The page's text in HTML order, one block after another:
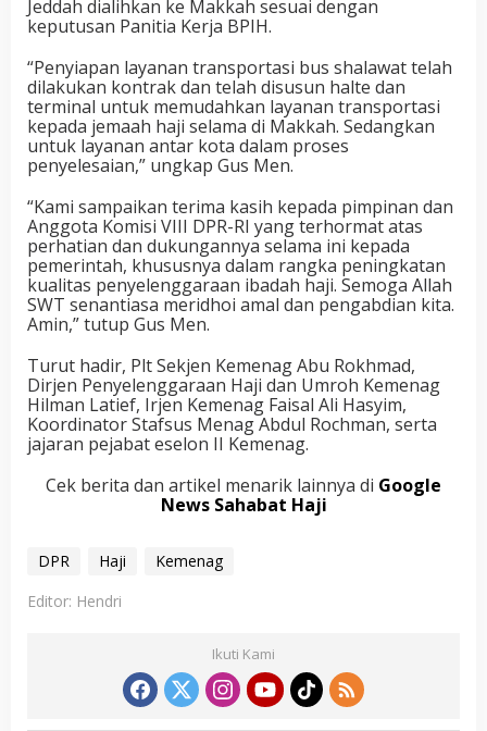
Jeddah dialihkan ke Makkah sesuai dengan
keputusan Panitia Kerja BPIH.
“Penyiapan layanan transportasi bus shalawat telah
dilakukan kontrak dan telah disusun halte dan
terminal untuk memudahkan layanan transportasi
kepada jemaah haji selama di Makkah. Sedangkan
untuk layanan antar kota dalam proses
penyelesaian,” ungkap Gus Men.
“Kami sampaikan terima kasih kepada pimpinan dan
Anggota Komisi VIII DPR-RI yang terhormat atas
perhatian dan dukungannya selama ini kepada
pemerintah, khususnya dalam rangka peningkatan
kualitas penyelenggaraan ibadah haji. Semoga Allah
SWT senantiasa meridhoi amal dan pengabdian kita.
Amin,” tutup Gus Men.
Turut hadir, Plt Sekjen Kemenag Abu Rokhmad,
Dirjen Penyelenggaraan Haji dan Umroh Kemenag
Hilman Latief, Irjen Kemenag Faisal Ali Hasyim,
Koordinator Stafsus Menag Abdul Rochman, serta
jajaran pejabat eselon II Kemenag.
Cek berita dan artikel menarik lainnya di Google
News Sahabat Haji
DPR Haji
Kemenag
Editor: Hendri
Ikuti Kami